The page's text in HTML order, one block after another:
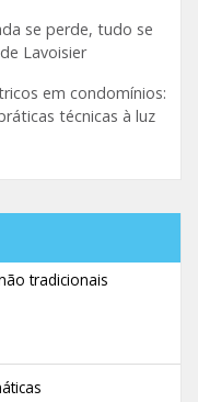
se perde, tudo se
Lavoisier
em condomínios:
técnicas à luz
tradicionais